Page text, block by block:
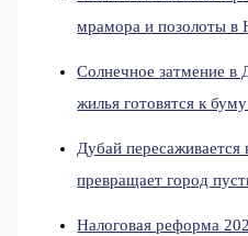
мрамора и позолоты в
Солнечное затмение в
жилья готовятся к
Дубай
превращает город
Налоговая реформа